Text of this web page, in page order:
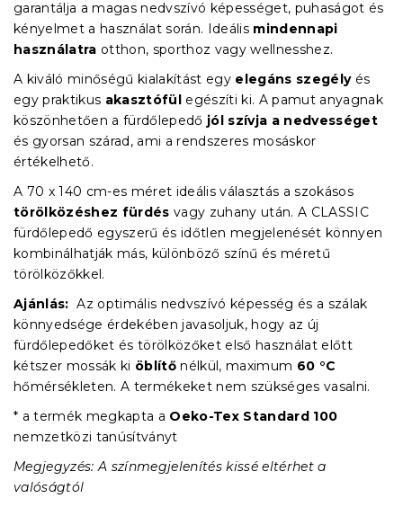
garantálja a magas nedvszívó képességet, puhaságot és
kényelmet a használat során. Ideális mindennapi
használatra otthon, sporthoz vagy wellnesshez.
A kiváló minőségű kialakítást egy elegáns szegélyés
egy praktikus akasztófül egészíti ki. A pamut anyagnak
köszönhetően a fürdőlepedő jól szívja a nedvességet
és gyorsan szárad, ami a rendszeres mosáskor
értékelhető.
A 70 x 140 cm-es méret ideális választás a szokásos
törölközéshez fürdés vagy zuhany után. A CLASSIC
fürdőlepedő egyszerű és időtlen megjelenését könnyen
kombinálhatják más, különböző színű és méretű
törölközőkkel.
Ajánlás: Az optimális nedvszívó képesség és a szálak
könnyedsége érdekében javasoljuk, hogy az új
fürdőlepedőket és törölközőket első használat előtt
kétszer mossák ki öblítő nélkül, maximum 60 °C
hőmérsékleten. A termékeket nem szükséges vasalni.
* a termék megkapta a Oeko-Tex Standard 100
nemzetközi tanúsítványt
Megjegyzés: A színmegjelenítés kissé eltérhet a
valóságtól